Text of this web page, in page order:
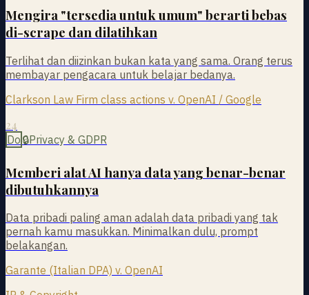
Mengira "tersedia untuk umum" berarti bebas
di-scrape dan dilatihkan
Terlihat dan diizinkan bukan kata yang sama. Orang terus
membayar pengacara untuk belajar bedanya.
Clarkson Law Firm class actions v. OpenAI / Google
24
Do 🔒Privacy & GDPR
Memberi alat AI hanya data yang benar-benar
dibutuhkannya
Data pribadi paling aman adalah data pribadi yang tak
pernah kamu masukkan. Minimalkan dulu, prompt
belakangan.
Garante (Italian DPA) v. OpenAI